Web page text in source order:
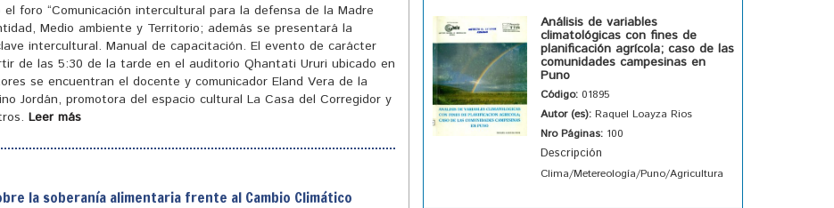
foro “Comunicación intercultural para la defensa de la Madre
Medio ambiente y Territorio; además se presentará la
intercultural. Manual de capacitación. El evento de carácter
de las 5:30 de la tarde en el auditorio Qhantati Ururi ubicado en
se encuentran el docente y comunicador Eland Vera de la
Jordán, promotora del espacio cultural La Casa del Corregidor y
Leer más
la soberanía alimentaria frente al Cambio Climático
Análisis de variables
climatológicas con fines de
planificación agrícola; caso de las
comunidades campesinas en
Puno
Código: 01895
Autor (es): Raquel Loayza Rios
Nro Páginas: 100
Descripción
Clima/Metereología/Puno/Agricultura